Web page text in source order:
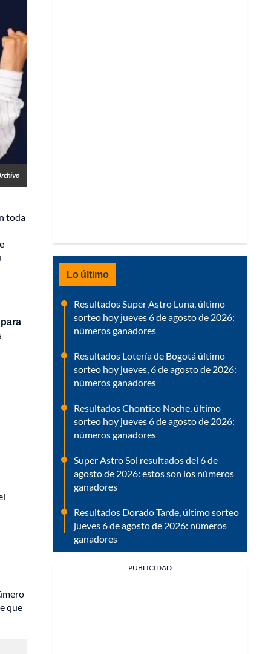
toda
que
Lo último
Resultados Super Astro Luna, último
sorteo hoy jueves 6 de agosto de 2026:
números ganadores
Resultados Lotería de Bogotá último
sorteo hoy jueves, 6 de agosto de 2026:
números ganadores
Resultados Chontico Noche, último
sorteo hoy jueves 6 de agosto de 2026:
números ganadores
Super Astro Sol resultados del 6 de
agosto de 2026: estos son los números
ganadores
Resultados Dorado Tarde, último sorteo
jueves 6 de agosto de 2026: números
ganadores
PUBLICIDAD